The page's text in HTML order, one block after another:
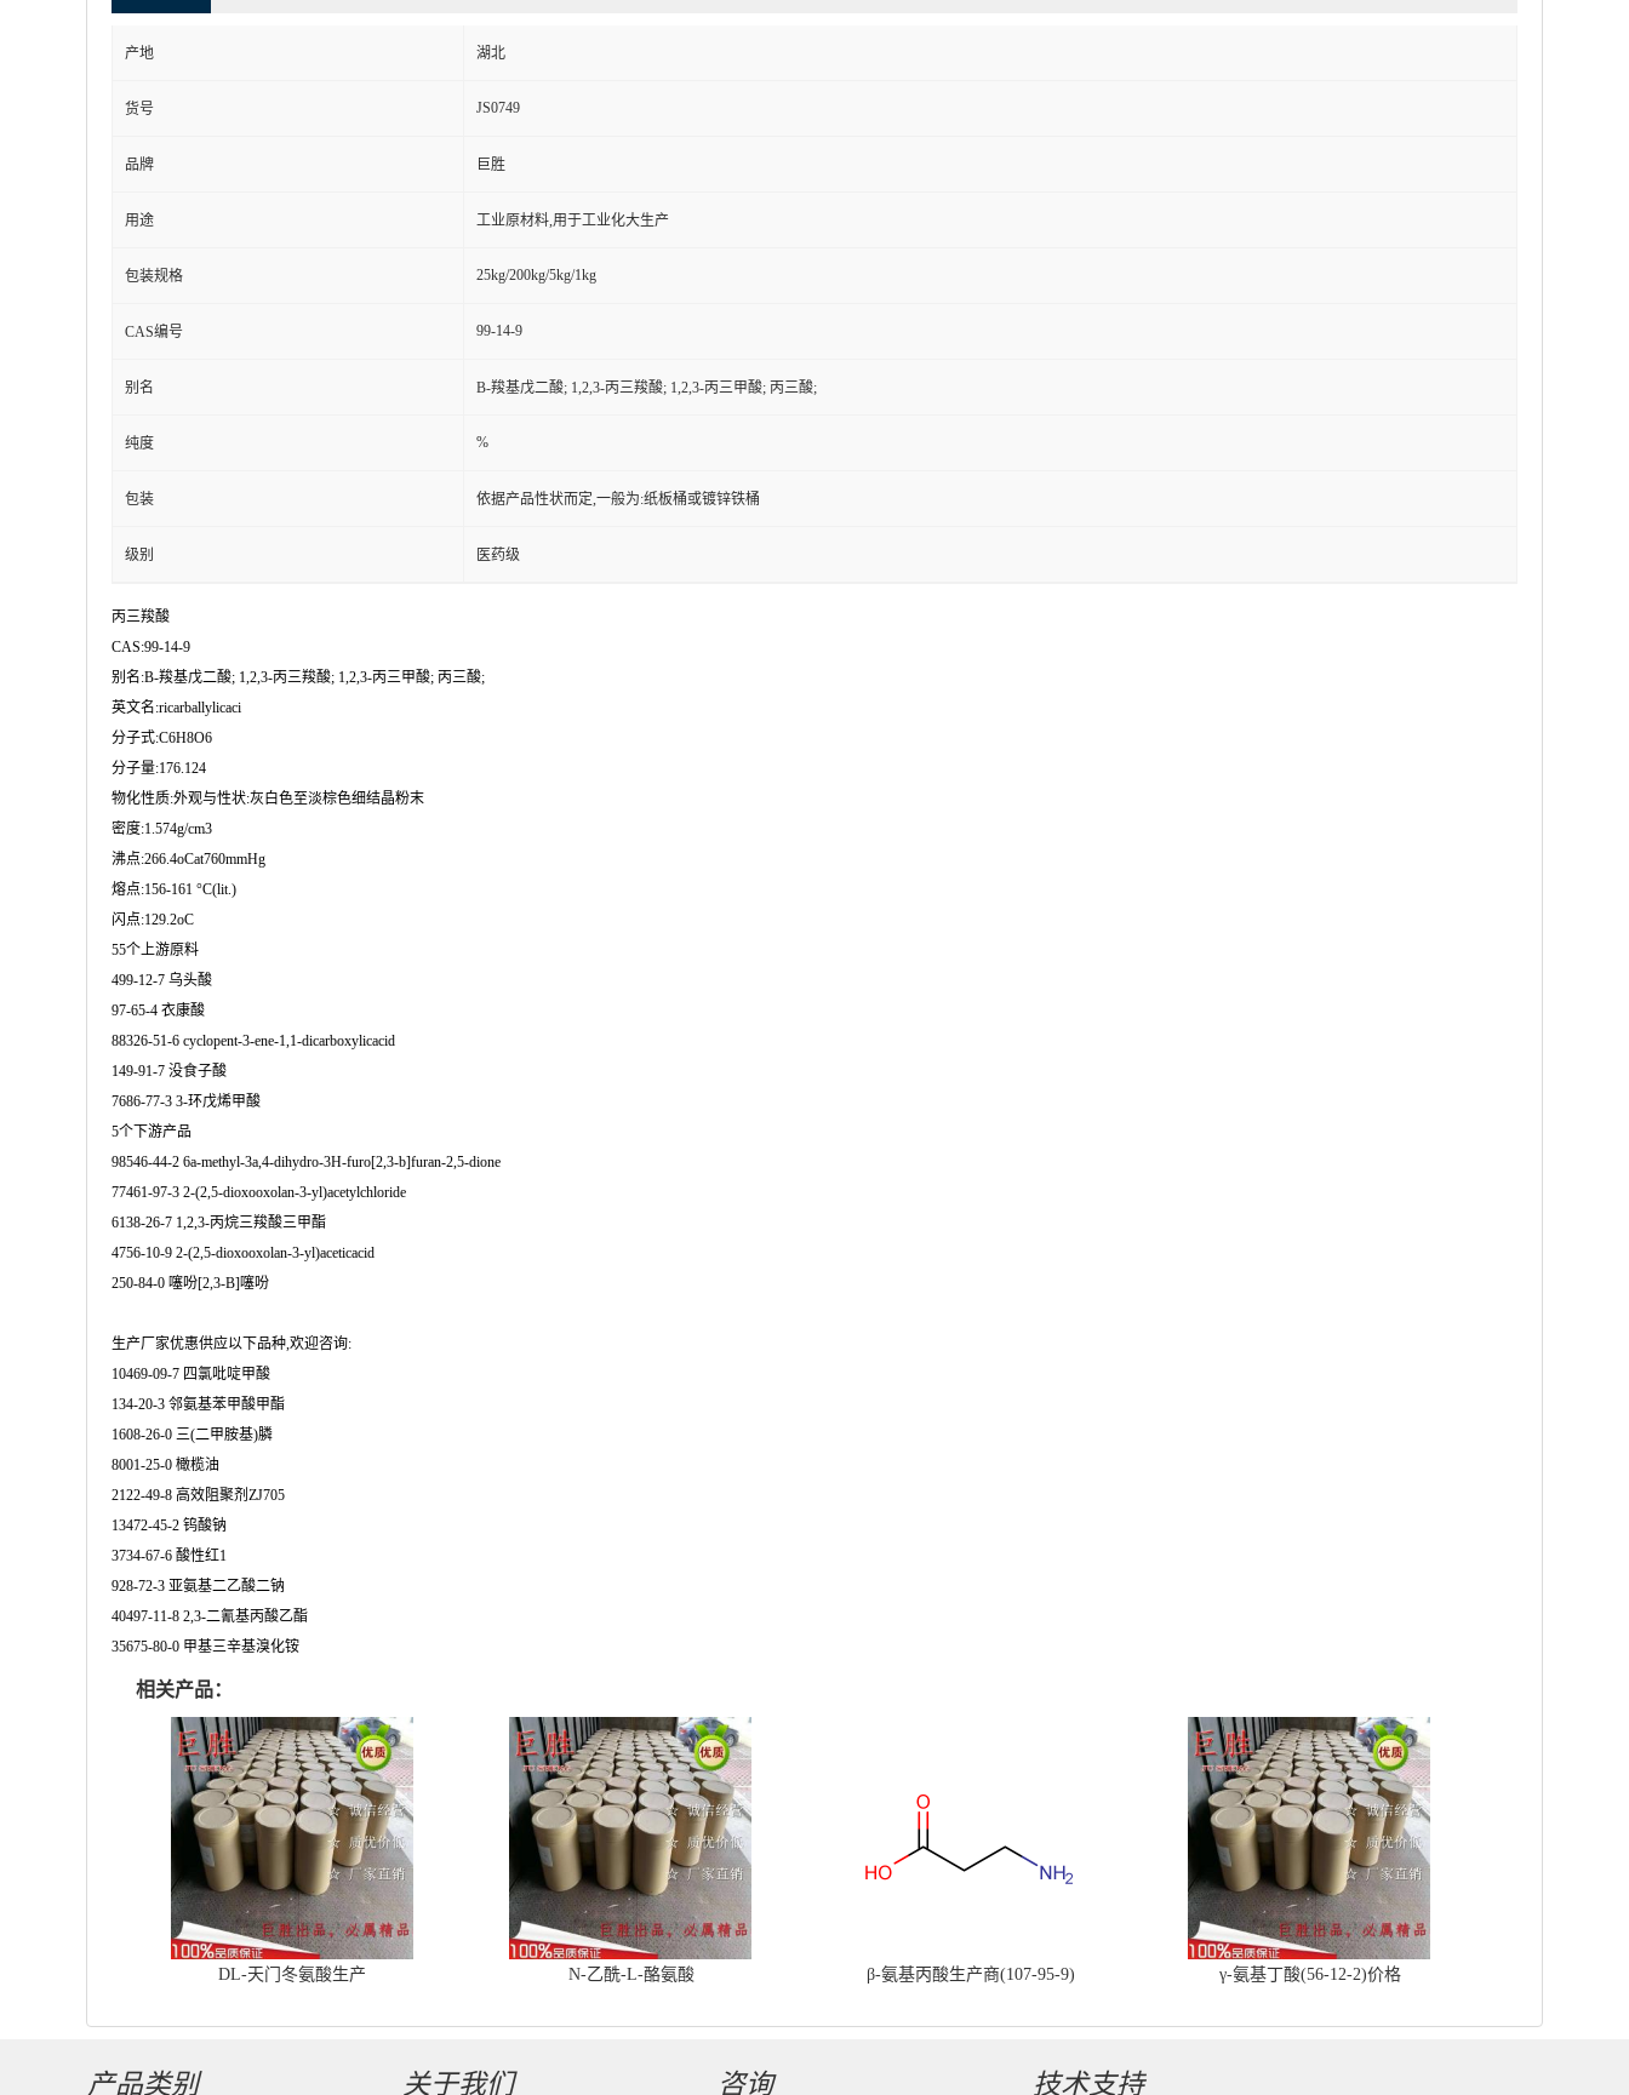
产地 湖北
货号 JS0749
品牌 巨胜
用途 工业原材料,用于工业化大生产
包装规格 25kg/200kg/5kg/1kg
CAS编号 99-14-9
别名 Β-羧基戊二酸; 1,2,3-丙三羧酸; 1,2,3-丙三甲酸; 丙三酸;
纯度 %
包装 依据产品性状而定,一般为:纸板桶或镀锌铁桶
级别 医药级
丙三羧酸
CAS:99-14-9
别名:Β-羧基戊二酸; 1,2,3-丙三羧酸; 1,2,3-丙三甲酸; 丙三酸;
英文名:ricarballylicaci
分子式:C6H8O6
分子量:176.124
物化性质:外观与性状:灰白色至淡棕色细结晶粉末
密度:1.574g/cm3
沸点:266.4oCat760mmHg
熔点:156-161 °C(lit.)
闪点:129.2oC
55个上游原料
499-12-7 乌头酸
97-65-4 衣康酸
88326-51-6 cyclopent-3-ene-1,1-dicarboxylicacid
149-91-7 没食子酸
7686-77-3 3-环戊烯甲酸
5个下游产品
98546-44-2 6a-methyl-3a,4-dihydro-3H-furo[2,3-b]furan-2,5-dione
77461-97-3 2-(2,5-dioxooxolan-3-yl)acetylchloride
6138-26-7 1,2,3-丙烷三羧酸三甲酯
4756-10-9 2-(2,5-dioxooxolan-3-yl)aceticacid
250-84-0 噻吩[2,3-B]噻吩
生产厂家优惠供应以下品种,欢迎咨询:
10469-09-7 四氯吡啶甲酸
134-20-3 邻氨基苯甲酸甲酯
1608-26-0 三(二甲胺基)膦
8001-25-0 橄榄油
2122-49-8 高效阻聚剂ZJ705
13472-45-2 钨酸钠
3734-67-6 酸性红1
928-72-3 亚氨基二乙酸二钠
40497-11-8 2,3-二氰基丙酸乙酯
35675-80-0 甲基三辛基溴化铵
相关产品：
DL-天门冬氨酸生产 N-乙酰-L-酪氨酸 β-氨基丙酸生产商(107-95-9) γ-氨基丁酸(56-12-2)价格
产品类别 关于我们 咨询 技术支持